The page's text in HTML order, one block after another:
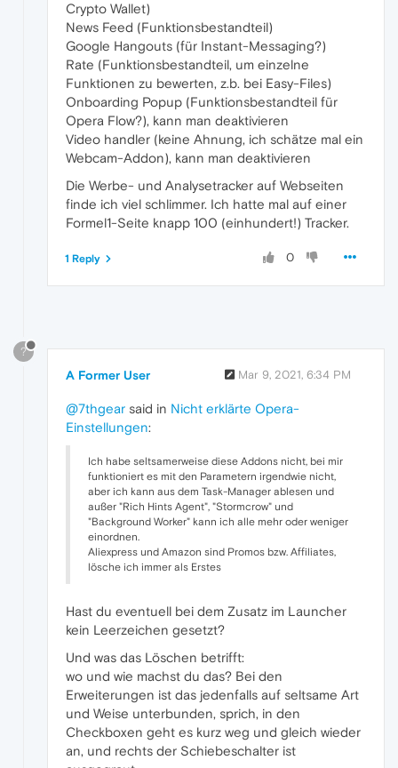
Crypto Wallet)
News Feed (Funktionsbestandteil)
Google Hangouts (für Instant-Messaging?)
Rate (Funktionsbestandteil, um einzelne
Funktionen zu bewerten, z.b. bei Easy-Files)
Onboarding Popup (Funktionsbestandteil für
Opera Flow?), kann man deaktivieren
Video handler (keine Ahnung, ich schätze mal ein
Webcam-Addon), kann man deaktivieren
Die Werbe- und Analysetracker auf Webseiten
finde ich viel schlimmer. Ich hatte mal auf einer
Formel1-Seite knapp 100 (einhundert!) Tracker.
0
1 Reply
?
A Former User Mar 9, 2021, 6:34 PM
@7thgear said in Nicht erklärte Opera-
Einstellungen:
Ich habe seltsamerweise diese Addons nicht, bei mir
funktioniert es mit den Parametern irgendwie nicht,
aber ich kann aus dem Task-Manager ablesen und
außer "Rich Hints Agent", "Stormcrow" und
"Background Worker" kann ich alle mehr oder weniger
einordnen.
Aliexpress und Amazon sind Promos bzw. Affiliates,
lösche ich immer als Erstes
Hast du eventuell bei dem Zusatz im Launcher
kein Leerzeichen gesetzt?
Und was das Löschen betrifft:
wo und wie machst du das? Bei den
Erweiterungen ist das jedenfalls auf seltsame Art
und Weise unterbunden, sprich, in den
Checkboxen geht es kurz weg und gleich wieder
an, und rechts der Schiebeschalter ist